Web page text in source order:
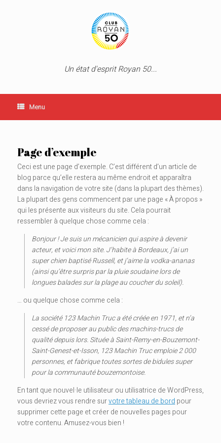
Un état d'esprit Royan 50...
Menu
Page d’exemple
Ceci est une page d’exemple. C’est différent d’un article de
blog parce qu’elle restera au même endroit et apparaîtra
dans la navigation de votre site (dans la plupart des thèmes).
La plupart des gens commencent par une page « À propos »
qui les présente aux visiteurs du site. Cela pourrait
ressembler à quelque chose comme cela :
Bonjour ! Je suis un mécanicien qui aspire à devenir
acteur, et voici mon site. J’habite à Bordeaux, j’ai un
super chien baptisé Russell, et j’aime la vodka-ananas
(ainsi qu’être surpris par la pluie soudaine lors de
longues balades sur la plage au coucher du soleil).
… ou quelque chose comme cela :
La société 123 Machin Truc a été créée en 1971, et n’a
cessé de proposer au public des machins-trucs de
qualité depuis lors. Située à Saint-Remy-en-Bouzemont-
Saint-Genest-et-Isson, 123 Machin Truc emploie 2 000
personnes, et fabrique toutes sortes de bidules super
pour la communauté bouzemontoise.
En tant que nouvel·le utilisateur ou utilisatrice de WordPress,
vous devriez vous rendre survotre tableau de bord pour
supprimer cette page et créer de nouvelles pages pour
votre contenu. Amusez-vous bien !